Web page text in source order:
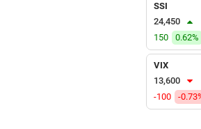
SSI
24,450
150
0.62%
VIX
13,600
-100
-